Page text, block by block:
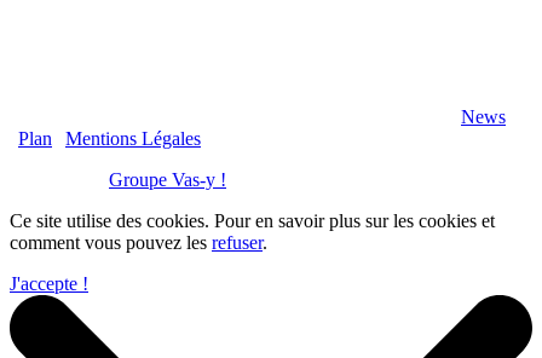
News
Plan
Mentions Légales
Groupe Vas-y !
Ce site utilise des cookies. Pour en savoir plus sur les cookies et
comment vous pouvez les refuser.
J'accepte !